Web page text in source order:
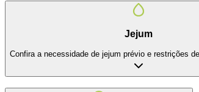
Jejum
Confira a necessidade de jejum prévio e restrições